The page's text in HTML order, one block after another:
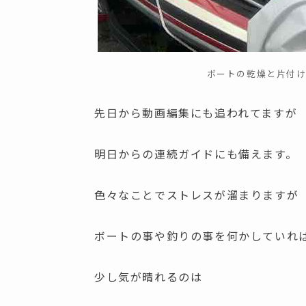
ボートの乾燥と片付
先日から動画編集にも追われてますが
明日からの連続ガイドにも備えます。
色々なことでストレスが溜まりますが
ボートの事や釣りの事を何かしていれ
少し気が晴れるのは